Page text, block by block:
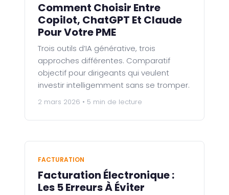
Comment Choisir Entre
Copilot, ChatGPT Et Claude
Pour Votre PME
Trois outils d’IA générative, trois
approches différentes. Comparatif
objectif pour dirigeants qui veulent
investir intelligemment sans se tromper.
2 mars 2026 • 5 min de lecture
FACTURATION
Facturation Électronique :
Les 5 Erreurs À Éviter